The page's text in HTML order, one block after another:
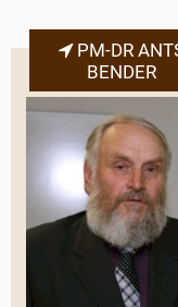
PM-DR
BENDER